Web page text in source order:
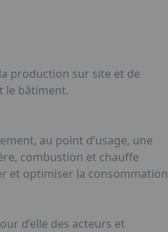
production sur site et de
le bâtiment.
au point d’usage, une
combustion et chauffe
et optimiser la consommation
d’elle des acteurs et